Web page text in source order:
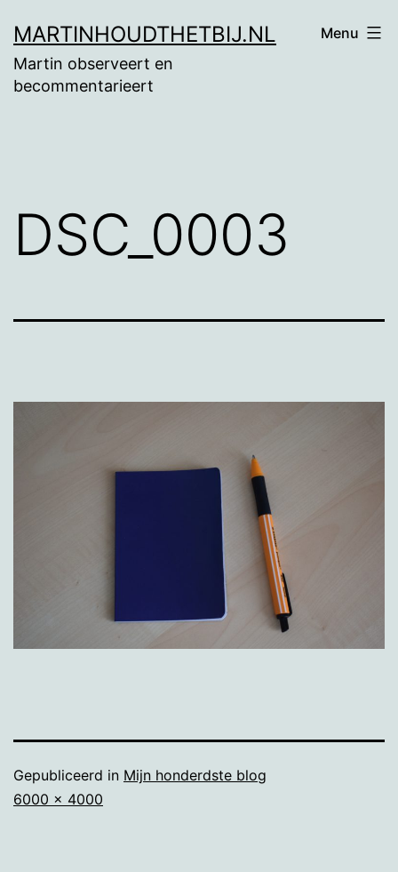
naar
de
MARTINHOUDTHETBIJ.NL
Martin observeert en
becommentarieert
Menu
DSC_0003
Gepubliceerd in Mijn honderdste blog
Volledige
6000 × 4000